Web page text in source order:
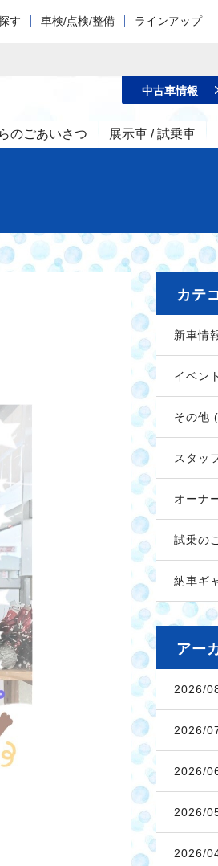
す 車検/点検/整備 ラインアップ
のごあいさつ 展示車 / 試乗車
中古車情報
カテ
新車情
イベン
その他
スタッ
オーナ
試乗の
納車ギ
アー
2026/
2026/
2026/
2026/
2026/